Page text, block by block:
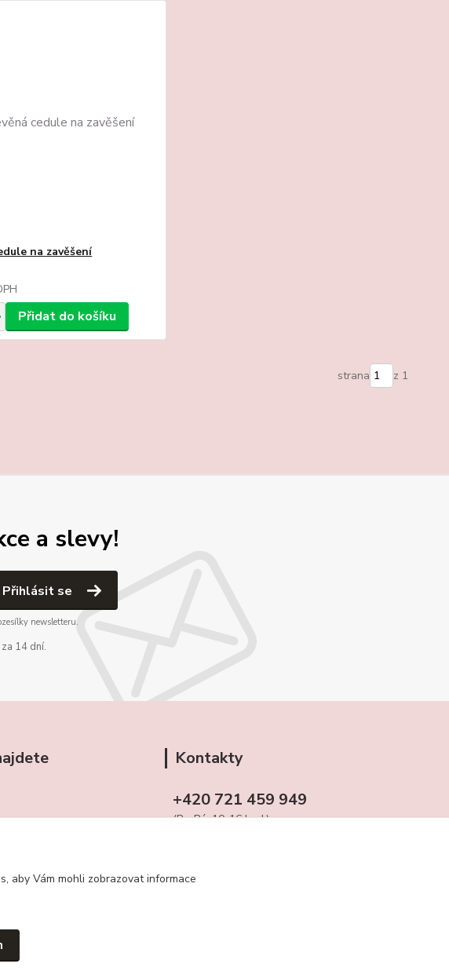
na zavěšení
Přidat do košíku
strana z 1
a slevy!
Přihlásit se
newsletteru.
14 dní.
Kontakty
+420 721 459 949
(Po-Pá, 10-16 hod.)
aby Vám mohli zobrazovat informace